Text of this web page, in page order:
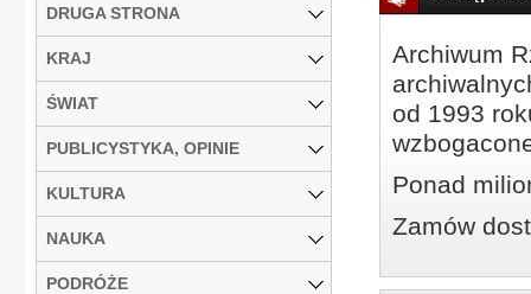
Archiwum
od 1993
Ponad
Zamów
DRUGA STRONA
KRAJ
ŚWIAT
PUBLICYSTYKA, OPINIE
KULTURA
NAUKA
PODRÓŻE